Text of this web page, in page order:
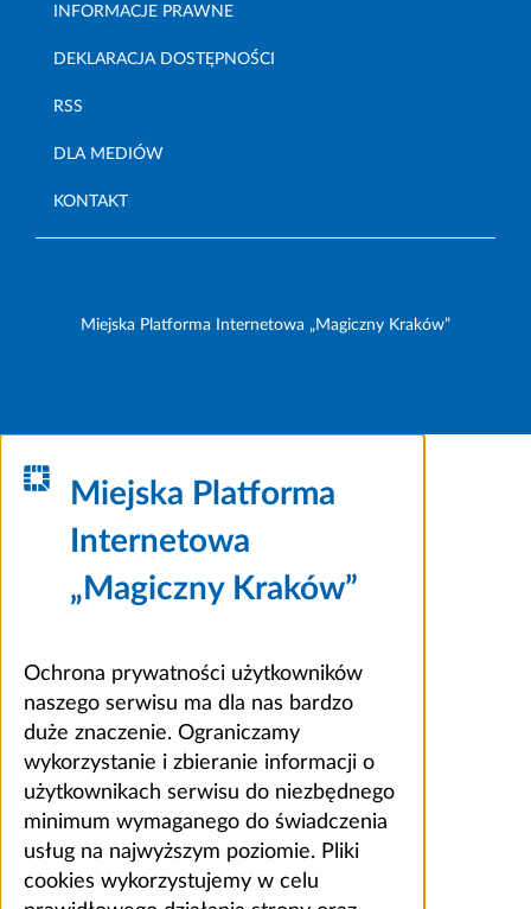
INFORMACJE PRAWNE
DEKLARACJA DOSTĘPNOŚCI
RSS
DLA MEDIÓW
KONTAKT
Miejska Platforma Internetowa „Magiczny Kraków”
Miejska Platforma
Internetowa
„Magiczny Kraków”
Ochrona prywatności użytkowników
naszego serwisu ma dla nas bardzo
duże znaczenie. Ograniczamy
wykorzystanie i zbieranie informacji o
użytkownikach serwisu do niezbędnego
minimum wymaganego do świadczenia
usług na najwyższym poziomie. Pliki
cookies wykorzystujemy w celu